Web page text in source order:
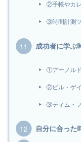
②手帳やカ
③時間計測
成功者に学ぶ
①アーノル
②ビル・ゲイ
③ティム・
自分に合った